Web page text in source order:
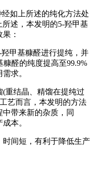
如上所述的纯化方法处
述，本发明的5‑羟甲基
：
羟甲基糠醛进行提纯，并
醛的纯度提高至99.9%
求。
(重结晶、精馏在提纯过
艺而言，本发明的方法
带来新的杂质，同
本。
时间短，有利于降低生产